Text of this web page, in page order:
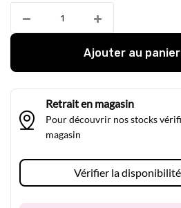
Ajouter au panier
Retrait en magasin
Pour découvrir nos stocks
magasin
Vérifier la disponibilité